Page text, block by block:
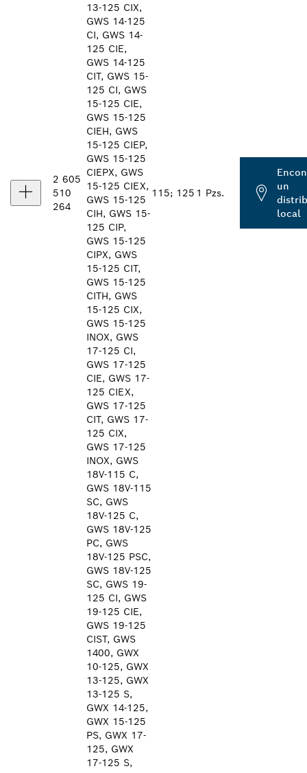
2 605
510
264
13-125 CIX,
GWS 14-125
CI, GWS 14-
125 CIE,
GWS 14-125
CIT, GWS 15-
125 CI, GWS
15-125 CIE,
GWS 15-125
CIEH, GWS
15-125 CIEP,
GWS 15-125
CIEPX, GWS
15-125 CIEX,
GWS 15-125
CIH, GWS 15-
125 CIP,
GWS 15-125
CIPX, GWS
15-125 CIT,
GWS 15-125
CITH, GWS
15-125 CIX,
GWS 15-125
INOX, GWS
17-125 CI,
GWS 17-125
CIE, GWS 17-
125 CIEX,
GWS 17-125
CIT, GWS 17-
125 CIX,
GWS 17-125
INOX, GWS
18V-115 C,
GWS 18V-115
SC, GWS
18V-125 C,
GWS 18V-125
PC, GWS
18V-125 PSC,
GWS 18V-125
SC, GWS 19-
125 CI, GWS
19-125 CIE,
GWS 19-125
CIST, GWS
1400, GWX
10-125, GWX
13-125, GWX
13-125 S,
GWX 14-125,
GWX 15-125
PS, GWX 17-
125, GWX
17-125 S,
115; 125 1 Pzs.
un
local